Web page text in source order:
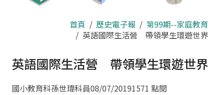
首頁 歷史電子報
第99期--家庭教育
英語國際生活營 帶領學生環遊世界
英語國際生活營 帶領學生環遊世界
國小教育科孫世瑋科員08/07/20191571 點閱